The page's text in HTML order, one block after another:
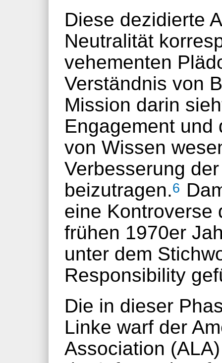
Diese dezidierte
Neutralität
vehementen
Verständnis von
Mission darin
Engagement und
von Wissen
Verbesserung
beizutragen.6
eine Kontroverse
frühen 1970er
unter dem
Responsibility
Die in dieser
Linke warf der
Association